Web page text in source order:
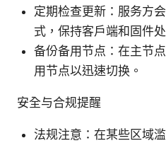
定期检查更新：服务方
式，保持客户端和固件
备份备用节点：在主节
用节点以迅速切换。
安全与合规提醒
法规注意：在某些区域